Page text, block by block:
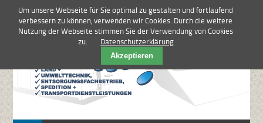
Um unsere Webseite für Sie optimal zu gestalten und fortlaufend
verbessern zu können, verwenden wir Cookies. Durch die weitere
Nutzung der Webseite stimmen Sie der Verwendung von Cookies
zu.
Datenschutzerklärung
Akzeptieren